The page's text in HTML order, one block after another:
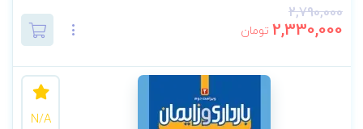
2,790,000
2,330,000 تومان
N/A